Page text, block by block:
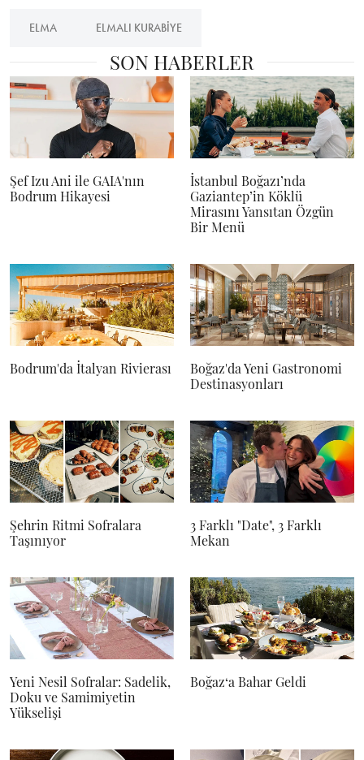
ELMA ELMALI KURABIYE
SON HABERLER
Şef Izu Ani ile GAIA'nın
Bodrum Hikayesi
İstanbul Boğazı’nda
Gaziantep’in Köklü
Mirasını Yansıtan Özgün
Bir Menü
Bodrum'da İtalyan Rivierası
Boğaz'da Yeni Gastronomi
Destinasyonları
Şehrin Ritmi Sofralara
Taşınıyor
3 Farklı "Date", 3 Farklı
Mekan
Yeni Nesil Sofralar: Sadelik,
Doku ve Samimiyetin
Yükselişi
Boğaz‘a Bahar Geldi